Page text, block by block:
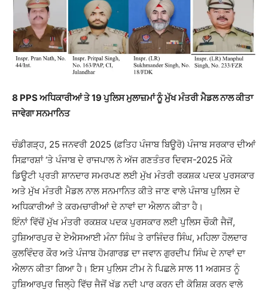
8 PPS ਅਧਿਕਾਰੀਆਂ ਤੇ 19 ਪੁਲਿਸ ਮੁਲਾਜ਼ਮਾਂ ਨੂੰ ਮੁੱਖ ਮੰਤਰੀ ਮੈਡਲ ਨਾਲ ਕੀਤਾ
ਜਾਵੇਗਾ ਸਨਮਾਨਿਤ
ਚੰਡੀਗੜ੍ਹ, 25 ਜਨਵਰੀ 2025 (ਫ਼ਤਿਹ ਪੰਜਾਬ ਬਿਊਰੋ) ਪੰਜਾਬ ਸਰਕਾਰ ਦੀਆਂ
ਸਿਫ਼ਾਰਸ਼ਾਂ ‘ਤੇ ਪੰਜਾਬ ਦੇ ਰਾਜਪਾਲ ਨੇ ਅੱਜ ਗਣਤੰਤਰ ਦਿਵਸ-2025 ਮੌਕੇ
ਡਿਊਟੀ ਪ੍ਰਤੀ ਸ਼ਾਨਦਾਰ ਸਮਰਪਣ ਲਈ ਮੁੱਖ ਮੰਤਰੀ ਰਕਸ਼ਕ ਪਦਕ ਪੁਰਸਕਾਰ
ਅਤੇ ਮੁੱਖ ਮੰਤਰੀ ਮੈਡਲ ਨਾਲ ਸਨਮਾਨਿਤ ਕੀਤੇ ਜਾਣ ਵਾਲੇ ਪੰਜਾਬ ਪੁਲਿਸ ਦੇ
ਅਧਿਕਾਰੀਆਂ ਤੇ ਕਰਮਚਾਰੀਆਂ ਦੇ ਨਾਵਾਂ ਦਾ ਐਲਾਨ ਕੀਤਾ ਹੈ।
ਇੰਨਾਂ ਵਿੱਚੋਂ ਮੁੱਖ ਮੰਤਰੀ ਰਕਸ਼ਕ ਪਦਕ ਪੁਰਸਕਾਰ ਲਈ ਪੁਲਿਸ ਚੌਕੀ ਜੈਜੋਂ,
ਹੁਸ਼ਿਆਰਪੁਰ ਦੇ ਏਐਸਆਈ ਮੰਨਾ ਸਿੰਘ ਤੇ ਰਾਜਿੰਦਰ ਸਿੰਘ, ਮਹਿਲਾ ਹੌਲਦਾਰ
ਕੁਲਵਿੰਦਰ ਕੌਰ ਅਤੇ ਪੰਜਾਬ ਹੋਮਗਾਰਡ ਦਾ ਜਵਾਨ ਗੁਰਦੀਪ ਸਿੰਘ ਦੇ ਨਾਵਾਂ ਦਾ
ਐਲਾਨ ਕੀਤਾ ਗਿਆ ਹੈ। ਇਸ ਪੁਲਿਸ ਟੀਮ ਨੇ ਪਿਛਲੇ ਸਾਲ 11 ਅਗਸਤ ਨੂੰ
ਹੁਸ਼ਿਆਰਪੁਰ ਜ਼ਿਲ੍ਹੇ ਵਿੱਚ ਜੈਜੋਂ ਖੱਡ ਨਦੀ ਪਾਰ ਕਰਨ ਦੀ ਕੋਸ਼ਿਸ਼ ਕਰਨ ਵਾਲੇ